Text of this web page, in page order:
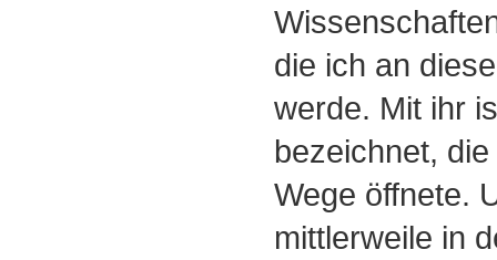
die ich an
werde. Mit ihr
bezeichnet,
Wege öffnete.
mittlerweile in